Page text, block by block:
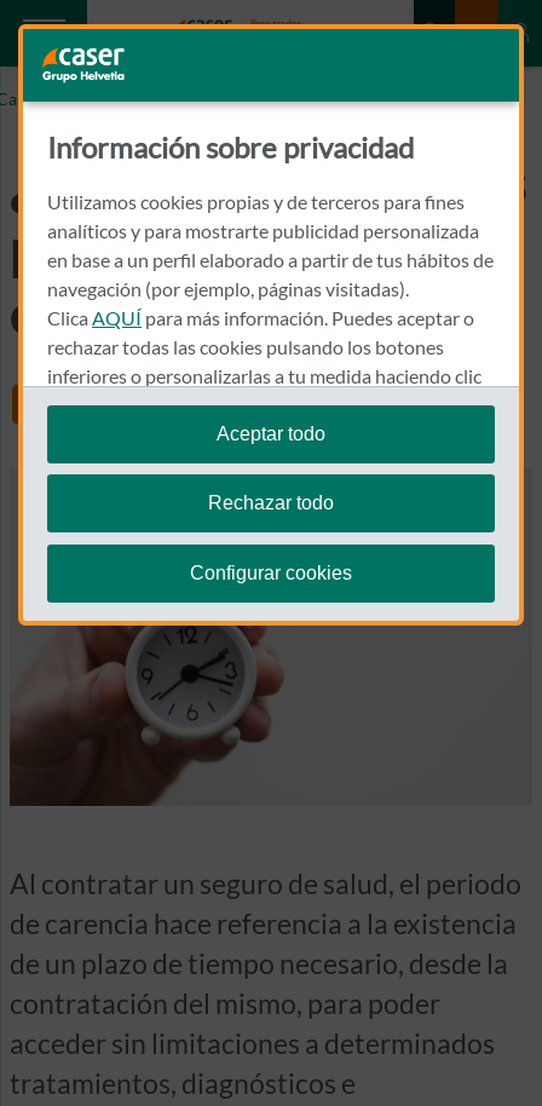
¿En qué consisten los períodos de carencia?
¿En qué consisten los
períodos de
carencia?
Share
Al contratar un seguro de salud, el periodo
de carencia hace referencia a la existencia
de un plazo de tiempo necesario, desde la
contratación del mismo, para poder
acceder sin limitaciones a determinados
tratamientos, diagnósticos e
Información sobre privacidad
Utilizamos cookies propias y de terceros para fines
analíticos y para mostrarte publicidad personalizada
en base a un perfil elaborado a partir de tus hábitos de
navegación (por ejemplo, páginas visitadas).
Clica AQUÍ para más información. Puedes aceptar o
rechazar todas las cookies pulsando los botones
inferiores o personalizarlas a tu medida haciendo clic
en"configurar cookies".
Te recordamos que puedes modificar tus ajustes de
cookies en cualquier momento en la sección
Aceptar todo
Rechazar todo
Configurar cookies